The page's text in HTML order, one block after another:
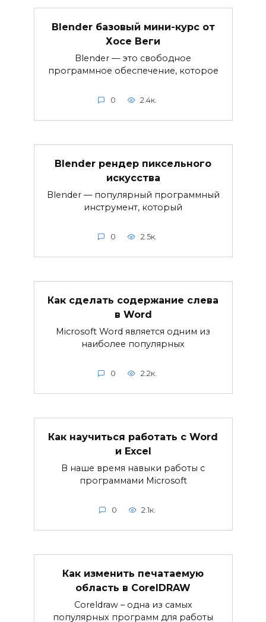
Blender базовый мини-курс от
Хосе Веги
Blender — это свободное
программное обеспечение, которое
0 2.4к.
Blender рендер пиксельного
искусства
Blender — популярный программный
инструмент, который
0 2.5к.
Как сделать содержание слева
в Word
Microsoft Word является одним из
наиболее популярных
0 2.2к.
Как научиться работать с Word
и Excel
В наше время навыки работы с
программами Microsoft
0 2.1к.
Как изменить печатаемую
область в CorelDRAW
Coreldraw – одна из самых
популярных программ для работы